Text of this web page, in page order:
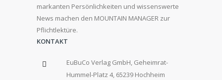
markanten Persönlichkeiten und wissenswerte
News machen den MOUNTAIN MANAGER zur
Pflichtlektüre.
KONTAKT
EuBuCo Verlag GmbH, Geheimrat-
Hummel-Platz 4, 65239 Hochheim